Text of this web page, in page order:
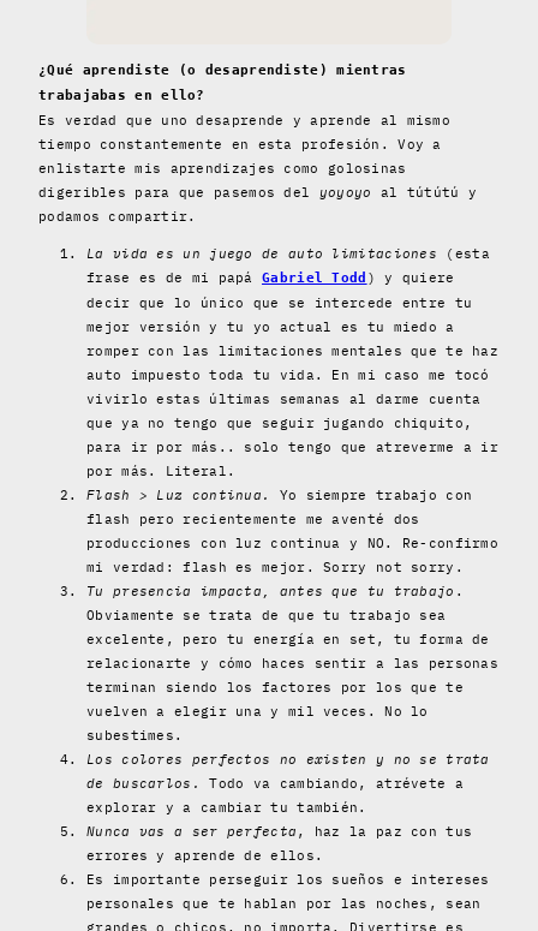
¿Qué aprendiste (o desaprendiste) mientras
trabajabas en ello?
Es verdad que uno desaprende y aprende al mismo
tiempo constantemente en esta profesión. Voy a
enlistarte mis aprendizajes como golosinas
digeribles para que pasemos del yoyoyo
al tútútú y
podamos compartir.
La vida es un juego de auto limitaciones (esta
frase es de mi papáGabriel Todd ) y quiere
decir que lo único que se intercede entre tu
mejor versión y tu yo actual es tu miedo a
romper con las limitaciones mentales que te haz
auto impuesto toda tu vida. En mi caso me tocó
vivirlo estas últimas semanas al darme cuenta
que ya no tengo que seguir jugando chiquito,
para ir por más.. solo tengo que atreverme a ir
por más. Literal.
Flash > Luz continua.
Yo siempre trabajo con
flash pero recientemente me aventé dos
producciones con luz continua y NO. Re-confirmo
mi verdad: flash es mejor. Sorry not sorry.
Tu presencia impacta, antes que tu trabajo .
Obviamente se trata de que tu trabajo sea
excelente, pero tu energía en set, tu forma de
relacionarte y cómo haces sentir a las personas
terminan siendo los factores por los que te
vuelven a elegir una y mil veces. No lo
subestimes.
Los colores perfectos no existen y no se trata
de buscarlos.
Todo va cambiando, atrévete a
explorar y a cambiar tu también.
Nunca vas a ser perfecta , haz la paz con tus
errores y aprende de ellos.
Es importante perseguir los sueños e intereses
personales que te hablan por las noches, sean
grandes o chicos, no importa. Divertirse es